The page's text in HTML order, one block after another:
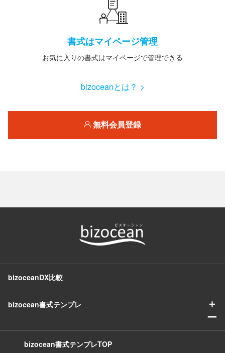
書式はマイページ管理
お気に入りの書式はマイページで管理できる
bizoceanとは？ >
無料会員登録
bizoceanDX比較
bizocean書式テンプレ
＋
ー
bizocean書式テンプレTOP